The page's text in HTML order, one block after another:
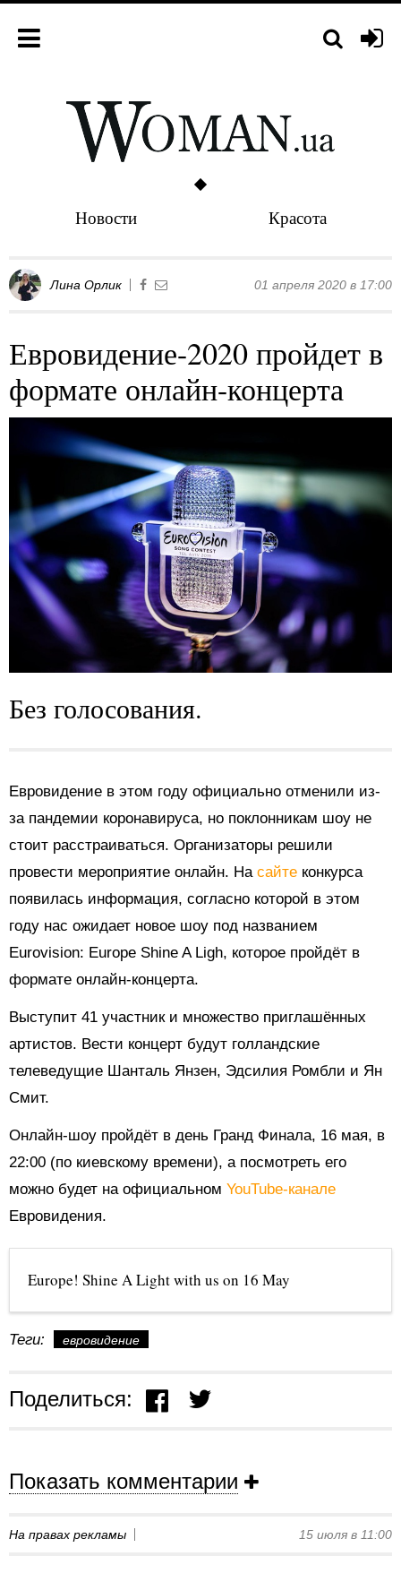
Новости Красота
Лина Орлик 01 апреля 2020 в 17:00
Евровидение-2020 пройдет в
формате онлайн-концерта
Без голосования.
Евровидение в этом году официально отменили из-
за пандемии коронавируса, но поклонникам шоу не
стоит расстраиваться. Организаторы решили
провести мероприятие онлайн. На сайте конкурса
появилась информация, согласно которой в этом
году нас ожидает новое шоу под названием
Eurovision: Europe Shine A Ligh, которое пройдёт в
формате онлайн-концерта.
Выступит 41 участник и множество приглашённых
артистов. Вести концерт будут голландские
телеведущие Шанталь Янзен, Эдсилия Ромбли и Ян
Смит.
Онлайн-шоу пройдёт в день Гранд Финала, 16 мая, в
22:00 (по киевскому времени), а посмотреть его
можно будет на официальном YouTube-канале
Евровидения.
Europe! Shine A Light with us on 16 May
Теги: евровидение
Поделиться:
Показать комментарии
На правах рекламы 15 июля в 11:00